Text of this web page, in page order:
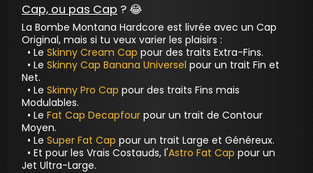
Cap, ou pas Cap ? 😂
La Bombe Montana Hardcore est livrée avec un Cap
Original, mais si tu veux varier les plaisirs :
• Le Skinny Cream Cap pour des traits Extra-Fins.
• Le Skinny Cap Banana Universel pour un trait Fin et
Net.
• Le Skinny Pro Cap pour des traits Fins mais
Modulables.
• Le Fat Cap Decapfour pour un trait de Contour
Moyen.
• Le Super Fat Cap pour un trait Large et Généreux.
• Et pour les Vrais Costauds, l'Astro Fat Cap pour un
Jet Ultra-Large.